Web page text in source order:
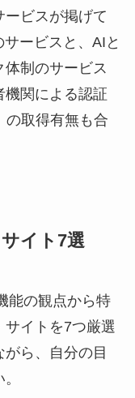
ビスが掲げて
ービスと、AIと
体制のサービス
機関による認証
の取得有無も合
イト7選
能の観点から特
イトを7つ厳選
ら、自分の目